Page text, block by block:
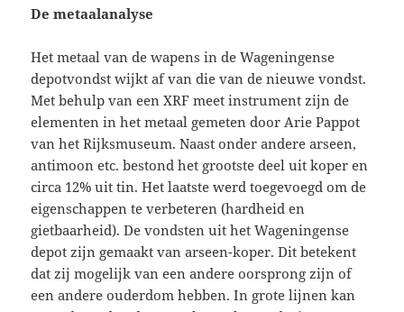
De metaalanalyse
Het metaal van de wapens in de Wageningense
depotvondst wijkt af van die van de nieuwe vondst.
Met behulp van een XRF meet instrument zijn de
elementen in het metaal gemeten door Arie Pappot
van het Rijksmuseum. Naast onder andere arseen,
antimoon etc. bestond het grootste deel uit koper en
circa 12% uit tin. Het laatste werd toegevoegd om de
eigenschappen te verbeteren (hardheid en
gietbaarheid). De vondsten uit het Wageningense
depot zijn gemaakt van arseen-koper. Dit betekent
dat zij mogelijk van een andere oorsprong zijn of
een andere ouderdom hebben. In grote lijnen kan